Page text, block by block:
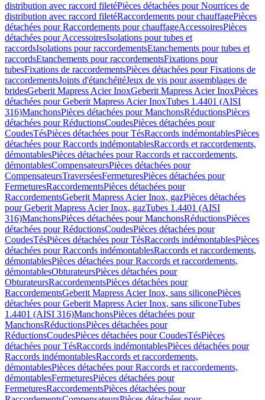
distribution avec raccord filetéPièces détachées pour Nourrices de
distribution avec raccord filetéRaccordements pour chauffagePièces
détachées pour Raccordements pour chauffageAccessoiresPièces
détachées pour AccessoiresIsolations pour tubes et
raccordsIsolations pour raccordementsEtanchements pour tubes et
raccordsEtanchements pour raccordementsFixations pour
tubesFixations de raccordementsPièces détachées pour Fixations de
raccordementsJoints d'étanchéitéJeux de vis pour assemblages de
bridesGeberit Mapress Acier InoxGeberit Mapress Acier InoxPièces
détachées pour Geberit Mapress Acier InoxTubes 1.4401 (AISI
316)ManchonsPièces détachées pour ManchonsRéductionsPièces
détachées pour RéductionsCoudesPièces détachées pour
CoudesTésPièces détachées pour TésRaccords indémontablesPièces
détachées pour Raccords indémontablesRaccords et raccordements,
démontablesPièces détachées pour Raccords et raccordements,
démontablesCompensateursPièces détachées pour
CompensateursTraverséesFermeturesPièces détachées pour
FermeturesRaccordementsPièces détachées pour
RaccordementsGeberit Mapress Acier Inox, gazPièces détachées
pour Geberit Mapress Acier Inox, gazTubes 1.4401 (AISI
316)ManchonsPièces détachées pour ManchonsRéductionsPièces
détachées pour RéductionsCoudesPièces détachées pour
CoudesTésPièces détachées pour TésRaccords indémontablesPièces
détachées pour Raccords indémontablesRaccords et raccordements,
démontablesPièces détachées pour Raccords et raccordements,
démontablesObturateursPièces détachées pour
ObturateursRaccordementsPièces détachées pour
RaccordementsGeberit Mapress Acier Inox, sans siliconePièces
détachées pour Geberit Mapress Acier Inox, sans siliconeTubes
1.4401 (AISI 316)ManchonsPièces détachées pour
ManchonsRéductionsPièces détachées pour
RéductionsCoudesPièces détachées pour CoudesTésPièces
détachées pour TésRaccords indémontablesPièces détachées pour
Raccords indémontablesRaccords et raccordements,
démontablesPièces détachées pour Raccords et raccordements,
démontablesFermeturesPièces détachées pour
FermeturesRaccordementsPièces détachées pour